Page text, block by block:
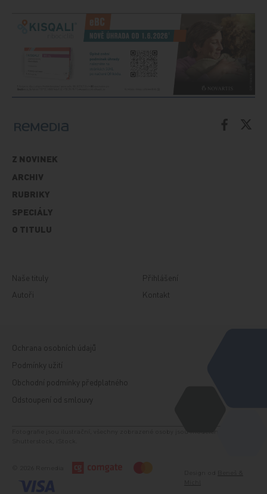
Z NOVINEK
ARCHIV
RUBRIKY
SPECIÁLY
O TITULU
Naše tituly
Autoři
Přihlášení
Kontakt
Ochrana osobních údajů
Podmínky užití
Obchodní podmínky předplatného
Odstoupení od smlouvy